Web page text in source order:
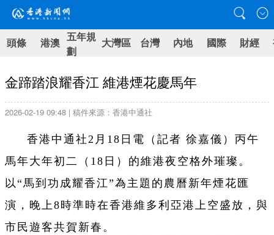
頭條 港澳 五年規
劃
大灣區 台灣 內地 國際 財經
金蹄踏浪耀香江 維港煙花慶馬年
2026-02-19 09:48 | 稿件來源：香港中通社
香港中通社2月18日電（記者 徐嘉儀）丙午
馬年大年初二（18日）的維港夜空格外璀璨。
以“馬到功成耀香江”為主題的農曆新年煙花匯
演，晚上8時準時在香港維多利亞港上空盛放，與
市民遊客共賀新春。